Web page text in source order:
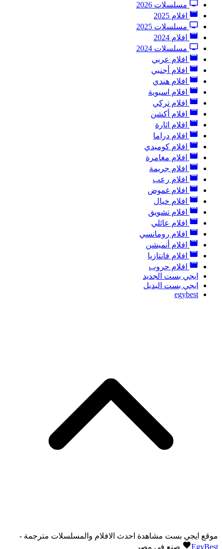
مسلسلات 2026
افلام 2025
مسلسلات 2025
افلام 2024
مسلسلات 2024
افلام عربي
افلام أجنبي
افلام هندي
افلام اسيوية
افلام تركي
افلام أكشن
افلام اثارة
افلام دراما
افلام كوميدي
افلام مغامرة
افلام جريمة
افلام رعب
افلام غموض
افلام خيال
افلام تشويق
افلام عائلي
افلام رومانسي
افلام أنميشن
افلام فانتازيا
افلام حروب
ايجي بست الجديد
ايجي بست البديل
egybest
موقع ايجي بست مشاهدة احدث الافلام والمسلسلات مترجمة -
EgyBest
صنع في مصر